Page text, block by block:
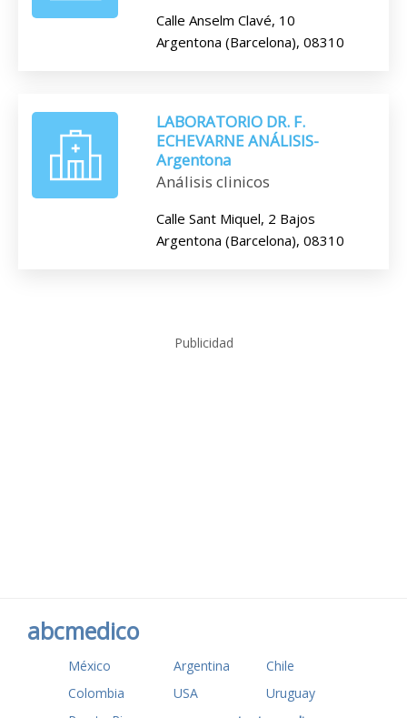
Calle Anselm Clavé, 10
Argentona (Barcelona), 08310
LABORATORIO DR. F.
ECHEVARNE ANÁLISIS-
Argentona
Análisis clinicos
Calle Sant Miquel, 2 Bajos
Argentona (Barcelona), 08310
Publicidad
abcmedico
México Argentina
Chile
Colombia
USA
Uruguay